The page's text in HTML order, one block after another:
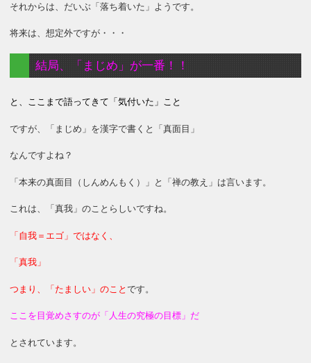
それからは、だいぶ「落ち着いた」ようです。
将来は、想定外ですが・・・
結局、「まじめ」が一番！！
と、ここまで語ってきて「気付いた」こと
ですが、「まじめ」を漢字で書くと「真面目」
なんですよね？
「本来の真面目（しんめんもく）」と「禅の教え」は言います。
これは、「真我」のことらしいですね。
「自我＝エゴ」ではなく、
「真我」
つまり、「たましい」のことです。
ここを目覚めさすのが「人生の究極の目標」 だ
とされています。